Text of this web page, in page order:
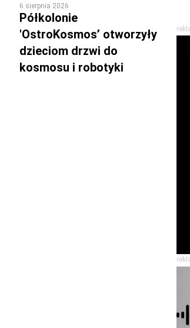
6 sierpnia 2026
Półkolonie
'OstroKosmos’ otworzyły
dzieciom drzwi do
kosmosu i robotyki